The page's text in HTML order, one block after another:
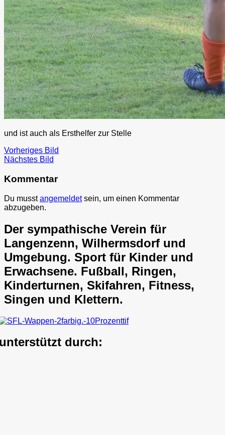
und ist auch als Ersthelfer zur Stelle
Vorheriges Bild
Nächstes Bild
Kommentar
Du musstangemeldetsein, um einen Kommentar
abzugeben.
Der sympathische Verein für
Langenzenn, Wilhermsdorf und
Umgebung. Sport für Kinder und
Erwachsene. Fußball, Ringen,
Kinderturnen, Skifahren, Fitness,
Singen und Klettern.
durch: